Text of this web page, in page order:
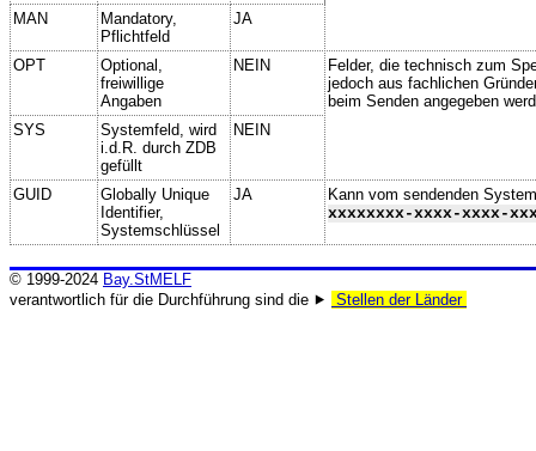
MAN
Mandatory,
Pflichtfeld
JA
OPT
Optional,
freiwillige
Angaben
NEIN
Felder, die technisch zum
jedoch aus fachlichen
beim Senden angegeben
SYS
Systemfeld, wird
i.d.R. durch ZDB
gefüllt
NEIN
GUID
Globally Unique
Identifier,
Systemschlüssel
JA
Kann vom sendenden
xxxxxxxx-xxxx-xxxx-
© 1999-2024 Bay.StMELF
verantwortlich für die Durchführung sind die ⯈
Stellen der Länder